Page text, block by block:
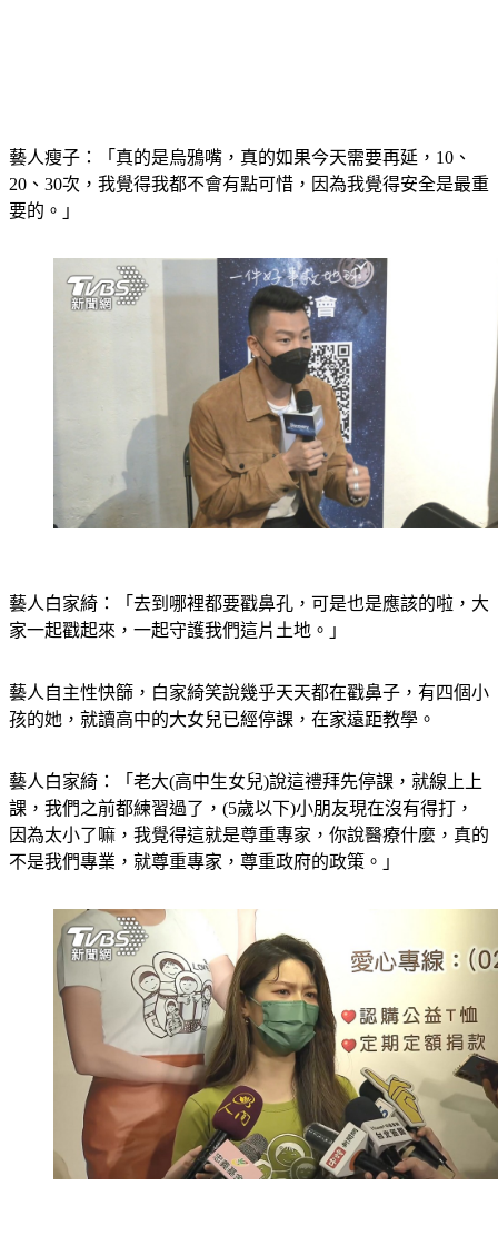
20、30次，我覺得我都不會有點可惜，因為我覺得安全是最重
要的。」
家一起戳起來，一起守護我們這片土地。」
孩的她，就讀高中的大女兒已經停課，在家遠距教學。
課，我們之前都練習過了，(5歲以下)小朋友現在沒有得打，
因為太小了嘛，我覺得這就是尊重專家，你說醫療什麼，真的
不是我們專業，就尊重專家，尊重政府的政策。」